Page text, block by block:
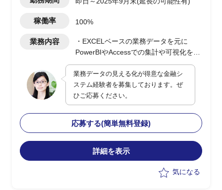
稼働率 100%
業務内容
・EXCELベースの業務データを元に
PowerBIやAccessでの集計や可視化を実
施(0.5人月)
・顧客PJの決裁/発注/契約などの各種手
続き支援(0.5人月)
業務データの見える化が得意な金融シ
ステム経験者を募集しております。ぜ
ひご応募ください。
応募する(簡単無料登録)
詳細を表示
気になる